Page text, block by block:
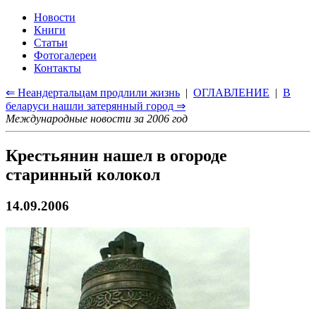
Новости
Книги
Статьи
Фотогалереи
Контакты
⇐ Неандертальцам продлили жизнь | ОГЛАВЛЕНИЕ | В
беларуси нашли затерянный город ⇒
Международные новости за 2006 год
Крестьянин нашел в огороде
старинный колокол
14.09.2006